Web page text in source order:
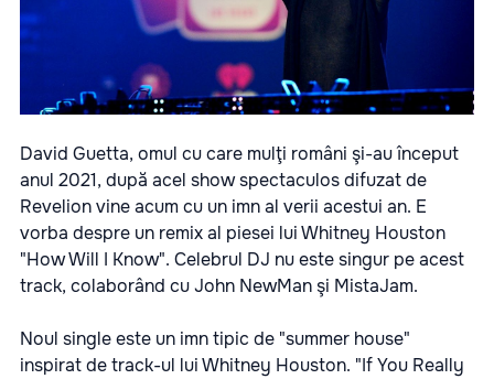
David Guetta, omul cu care mulţi români şi-au început
anul 2021, după acel show spectaculos difuzat de
Revelion vine acum cu un imn al verii acestui an. E
vorba despre un remix al piesei lui Whitney Houston
"How Will I Know". Celebrul DJ nu este singur pe acest
track, colaborând cu John NewMan şi MistaJam.
Noul single este un imn tipic de "summer house"
inspirat de track-ul lui Whitney Houston. "If You Really